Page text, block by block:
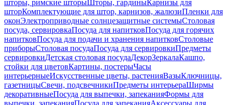
шторы, римские шторыШторы, гардиныКарнизы для
шторКомплектующие для штор, карнизов, жалюзиПленки для
оконЭлектроприводные солнцезащитные системыСтоловая
посуда, сервировкаПосуда для напитковПосуда для горячих
напитковПосуда для подачи и хранения напитковСтоловые
приборыСтоловая посудаПосуда для сервировкиПредметы
сервировкиДетская столовая посудаДекорЗеркалаКашпо,
стойки для цветовКартины, постерыЧасы
интерьерныеИскусственные цветы, растенияВазыКлючницы,
газетницыСвечи, подсвечникиПредметы интерьераШирмы
декоративныеПосуда для выпечки, запеканияФормы для
выпечки, запеканияПосуда для запеканияАксессуары для